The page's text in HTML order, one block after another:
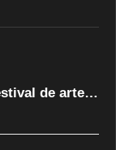
Llevan a Cuauhtemoc festival de artesanías “Sekáti Newárame”